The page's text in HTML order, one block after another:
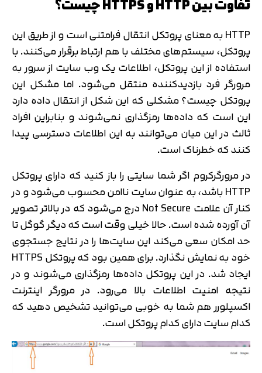
تفاوت بین HTTP و HTTPS چیست؟
HTTP به معنای پروتکل انتقال فرامتنی است و از طریق این
پروتکل، سیستم‌های مختلف با هم ارتباط برقرار می‌کنند. با
استفاده از این پروتکل، اطلاعات یک وب سایت از سرور به
مرورگر فرد بازدیدکننده منتقل می‌شود. اما مشکل این
پروتکل چیست؟ مشکلی که این شکل از انتقال داده دارد
این است که داده‌ها رمزگذاری نمی‌شوند و بنابراین افراد
ثالث در این میان می‌توانند به این اطلاعات دسترسی پیدا
کنند که خطرناک است.
در مرورگرکروم اگر شما سایتی را باز کنید که دارای پروتکل
HTTP باشد، به عنوان سایت ناامن محسوب می‌شود و در
کنار آن علامت Not Secure درج می‌شود که در بالاتر تصویر
آن آورده شده است. حالا خیلی وقت است که دیگر گوگل تا
حد امکان سعی می‌کند این سایت‌ها را در نتایج جستجوی
خود به نمایش نگذارد. برای همین بود که پروتکل HTTPS
ایجاد شد. در این پروتکل داده‌ها رمزگذاری می‌شوند و در
نتیجه امنیت اطلاعات بالا می‌رود. در مرورگر اینترنت
اکسپلورر هم شما به خوبی می‌توانید تشخیص دهید که
کدام سایت دارای کدام پروتکل است.